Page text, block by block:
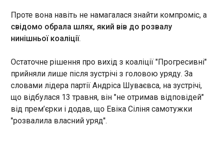
район Херсона. Внаслідок ворожої атаки
загинула жінка, а також постраждали
автівки гуманітарної місії ООН. Про це
повідомив голова Херсонської ОВА Олександр
ЧИТАТЬ
Рада підтримала за основу використання
військового збору виключно на грошове
забезпечення військових
12:29:39
Проте вона навіть не намагалася знайти компроміс, а
свідомо обрала шлях, який вів до розвалу
нинішньої коаліції.
Остаточне рішення про вихід з коаліції "Прогресивні"
прийняли лише після зустрічі з головою уряду. За
словами лідера партії Андріса Шуваєвса, на зустрічі,
що відбулася 13 травня, він "не отримав відповідей"
від прем’єрки і додав, що Евіка Сіліня самотужки
"розвалила власний уряд".